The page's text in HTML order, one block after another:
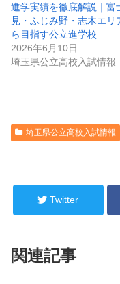
進学実績を徹底解説｜富
見・ふじみ野・志木エリ
ら目指す公立進学校
2026年6月10日
埼玉県公立高校入試情報
埼玉県公立高校入試情報
Twitter
関連記事